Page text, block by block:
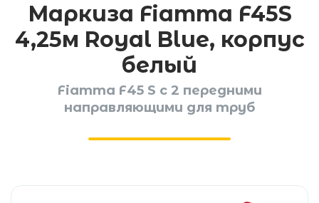
Маркиза Fiamma F45S
4,25м Royal Blue, корпус
белый
Fiamma F45 S с 2 передними
направляющими для труб